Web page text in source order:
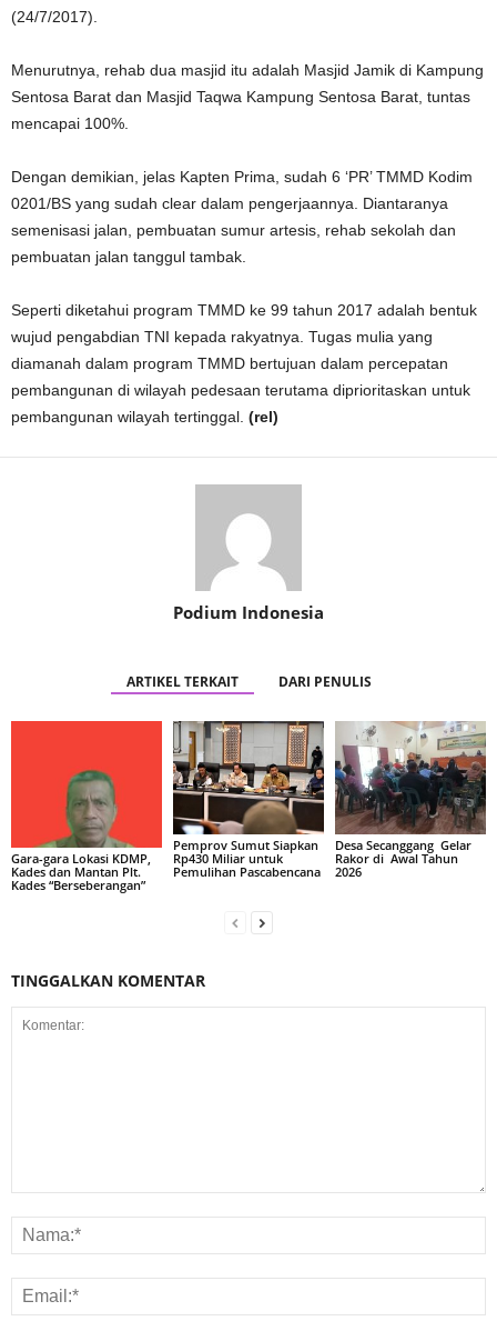
(24/7/2017).
Menurutnya, rehab dua masjid itu adalah Masjid Jamik di Kampung
Sentosa Barat dan Masjid Taqwa Kampung Sentosa Barat, tuntas
mencapai 100%.
Dengan demikian, jelas Kapten Prima, sudah 6 ‘PR’ TMMD Kodim
0201/BS yang sudah clear dalam pengerjaannya. Diantaranya
semenisasi jalan, pembuatan sumur artesis, rehab sekolah dan
pembuatan jalan tanggul tambak.
Seperti diketahui program TMMD ke 99 tahun 2017 adalah bentuk
wujud pengabdian TNI kepada rakyatnya. Tugas mulia yang
diamanah dalam program TMMD bertujuan dalam percepatan
pembangunan di wilayah pedesaan terutama diprioritaskan untuk
pembangunan wilayah tertinggal. (rel)
Podium Indonesia
ARTIKEL TERKAIT DARI PENULIS
Gara-gara Lokasi KDMP,
Kades dan Mantan Plt.
Kades “Berseberangan”
Pemprov Sumut Siapkan
Rp430 Miliar untuk
Pemulihan Pascabencana
Desa Secanggang Gelar
Rakor di Awal Tahun
2026
TINGGALKAN KOMENTAR